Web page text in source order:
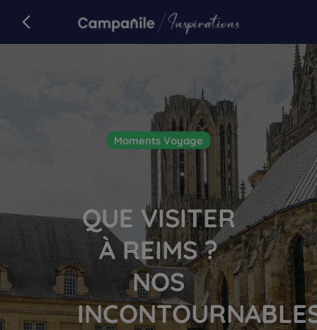
Campanileretour sur campanile.com
Moments Voyage
QUE VISITER
À REIMS ?
NOS